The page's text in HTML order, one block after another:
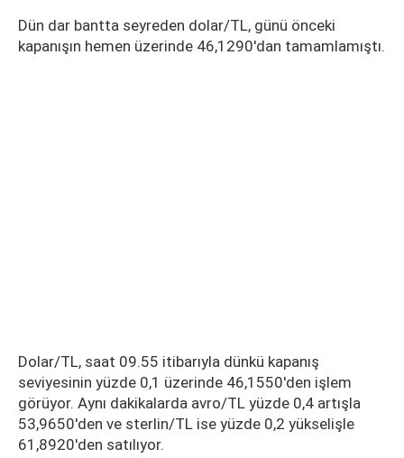
Dün dar bantta seyreden dolar/TL, günü önceki
kapanışın hemen üzerinde 46,1290'dan tamamlamıştı.
Dolar/TL, saat 09.55 itibarıyla dünkü kapanış
seviyesinin yüzde 0,1 üzerinde 46,1550'den işlem
görüyor. Aynı dakikalarda avro/TL yüzde 0,4 artışla
53,9650'den ve sterlin/TL ise yüzde 0,2 yükselişle
61,8920'den satılıyor.